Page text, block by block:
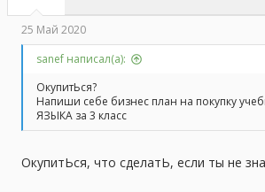
25 Май 2020
sanef написал(а):
ОкупитЬся?
Напиши себе бизнес план на покупку
ЯЗЫКА за 3 класс
ОкупитЬся, что сделатЬ, если ты не